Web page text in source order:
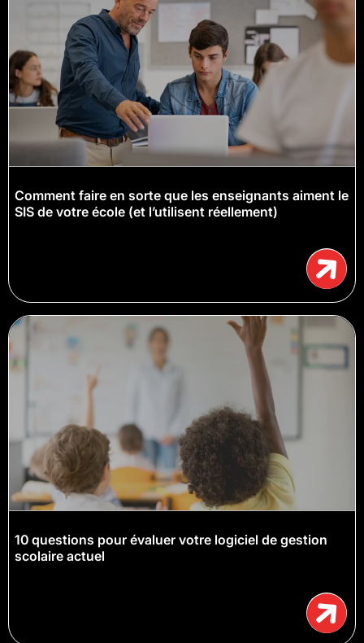
Comment faire en sorte que les enseignants aiment le
SIS de votre école (et l’utilisent réellement)
10 questions pour évaluer votre logiciel de gestion
scolaire actuel